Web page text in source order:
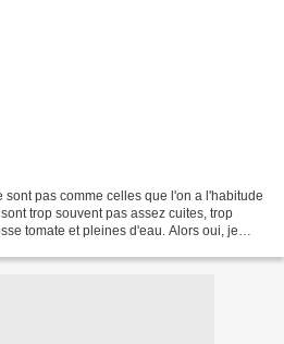
sont pas comme celles que l'on a l'habitude
trop souvent pas assez cuites, trop
tomate et pleines d'eau. Alors oui, je